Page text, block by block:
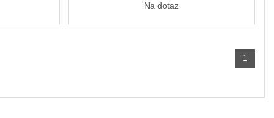
Na dotaz
1